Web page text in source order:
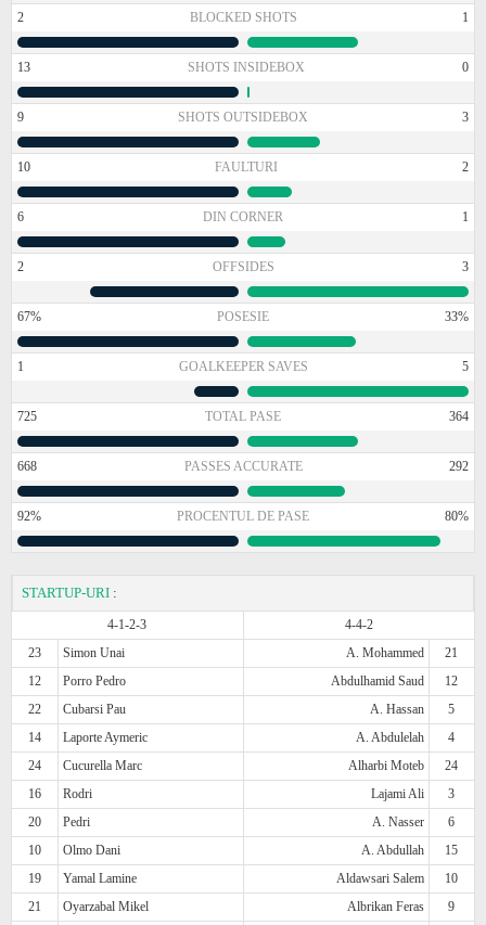
2 BLOCKED SHOTS 1
13 SHOTS INSIDEBOX 0
9 SHOTS OUTSIDEBOX 3
10 FAULTURI 2
6 DIN CORNER 1
2 OFFSIDES 3
67% POSESIE 33%
1 GOALKEEPER SAVES 5
725 TOTAL PASE 364
668 PASSES ACCURATE 292
92% PROCENTUL DE PASE 80%
STARTUP-URI :
4-1-2-3
4-4-2
23
Simon Unai A. Mohammed
21
12
Porro Pedro Abdulhamid Saud
12
22
Cubarsi Pau A. Hassan
5
14
Laporte Aymeric A. Abdulelah
4
24
Cucurella Marc Alharbi Moteb
24
16
Rodri Lajami Ali
3
20
Pedri A. Nasser
6
10
Olmo Dani A. Abdullah
15
19
Yamal Lamine Aldawsari Salem
10
21
Oyarzabal Mikel Albrikan Feras
9